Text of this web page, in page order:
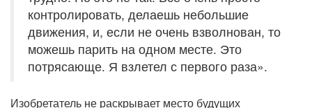
контролировать, делаешь небольшие
движения, и, если не очень взволнован, то
можешь парить на одном месте. Это
потрясающе. Я взлетел с первого раза».
Изобретатель не раскрывает место будущих